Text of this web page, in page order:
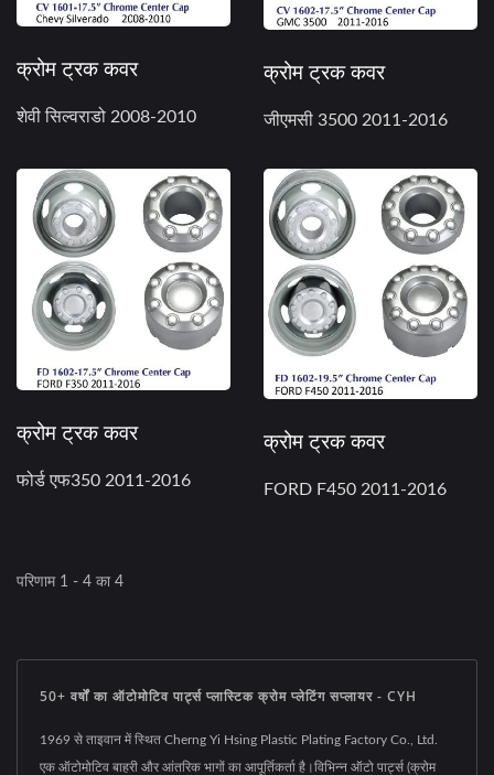
क्रोम ट्रक कवर
शेवी सिल्वराडो 2008-2010
क्रोम ट्रक कवर
जीएमसी 3500 2011-2016
क्रोम ट्रक कवर
फोर्ड एफ350 2011-2016
क्रोम ट्रक कवर
FORD F450 2011-2016
परिणाम 1 - 4 का 4
50+ वर्षों का ऑटोमोटिव पार्ट्स प्लास्टिक क्रोम प्लेटिंग सप्लायर - CYH
1969 से ताइवान में स्थित Cherng Yi Hsing Plastic Plating Factory Co., Ltd.
एक ऑटोमोटिव बाहरी और आंतरिक भागों का आपूर्तिकर्ता है।विभिन्न ऑटो पार्ट्स (क्रोम